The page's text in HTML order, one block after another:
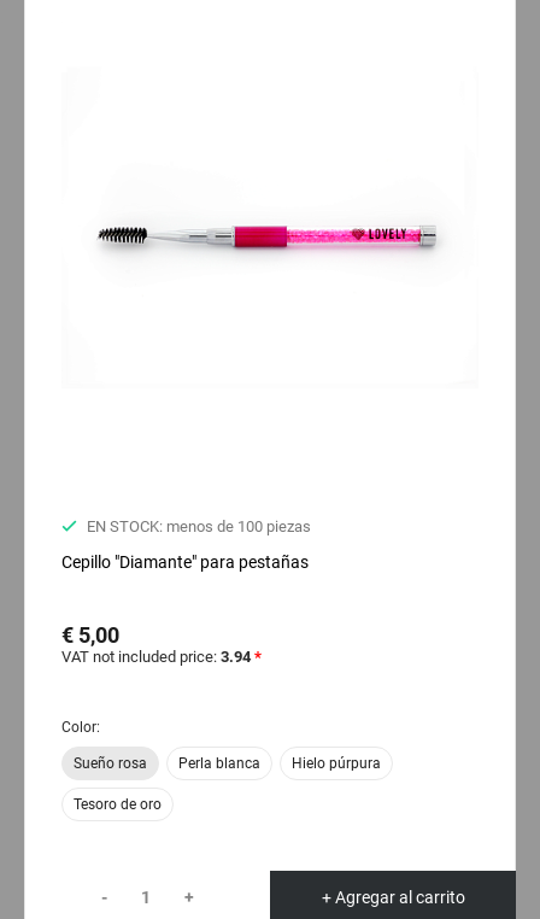
EN STOCK: menos de 100 piezas
Cepillo "Diamante" para pestañas
€ 5,00
VAT not included price: 3.94 *
Color:
Sueño rosa Perla blanca Hielo púrpura
Tesoro de oro
- + + Agregar al carrito